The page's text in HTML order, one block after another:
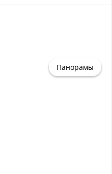
Панорамы